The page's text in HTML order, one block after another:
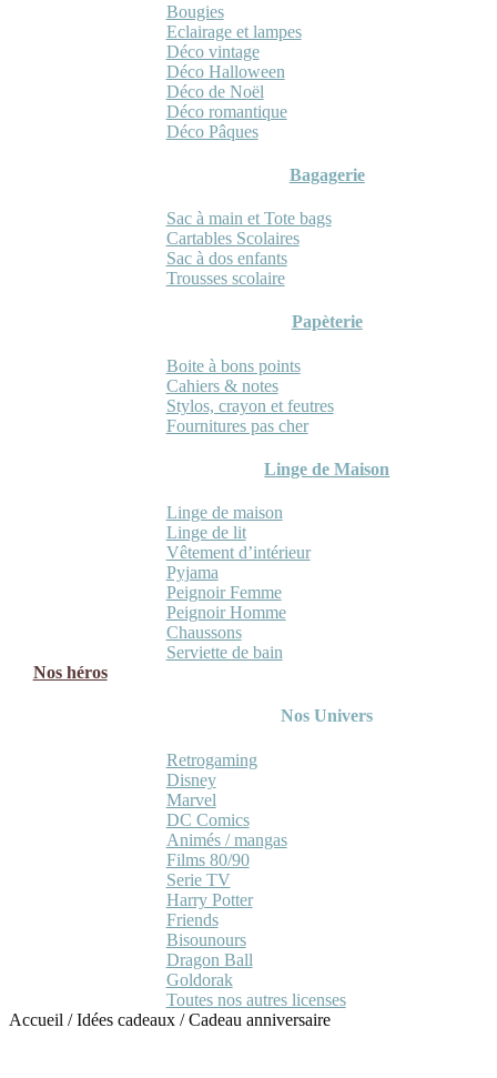
Bougies
Eclairage et lampes
Déco vintage
Déco Halloween
Déco de Noël
Déco romantique
Déco Pâques
Bagagerie
Sac à main et Tote bags
Cartables Scolaires
Sac à dos enfants
Trousses scolaire
Papèterie
Boite à bons points
Cahiers & notes
Stylos, crayon et feutres
Fournitures pas cher
Linge de Maison
Linge de maison
Linge de lit
Vêtement d’intérieur
Pyjama
Peignoir Femme
Peignoir Homme
Chaussons
Serviette de bain
Nos héros
Nos Univers
Retrogaming
Disney
Marvel
DC Comics
Animés / mangas
Films 80/90
Serie TV
Harry Potter
Friends
Bisounours
Dragon Ball
Goldorak
Toutes nos autres licenses
Accueil /Idées cadeaux /Cadeau anniversaire